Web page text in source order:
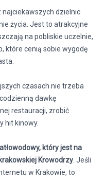
najciekawszych dzielnic
życia. Jest to atrakcyjne
na pobliskie uczelnie,
które cenią sobie wygodę
czasach nie trzeba
dawkę
restauracji, zrobić
hit kinowy.
który jest na
Krowodrzy . Jeśli
w Krakowie, to